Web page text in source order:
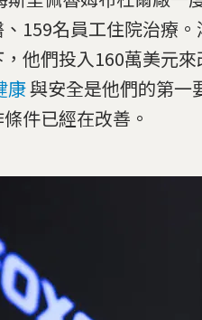
159名員工住院治療
他們投入160萬美元
康與安全是他們的第一
件已經在改善。